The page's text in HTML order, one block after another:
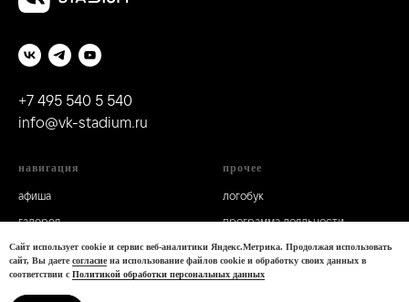
+7 495 540 5 540
info@vk-stadium.ru
навигация
афиша
галерея
о нас
контакты
прочее
логобук
программа лояльности
политика конфиденциальности
Сайт использует cookie и сервис веб-аналитики Яндекс.Метрика. Продолжая использовать
сайт, Вы даете согласие на использование файлов cookie и обработку своих данных в
соответствии с Политикой обработки персональных данных